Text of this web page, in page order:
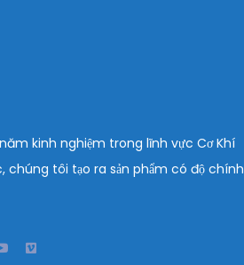
năm kinh nghiệm trong lĩnh vực Cơ Khí
chúng tôi tạo ra sản phẩm có độ chính